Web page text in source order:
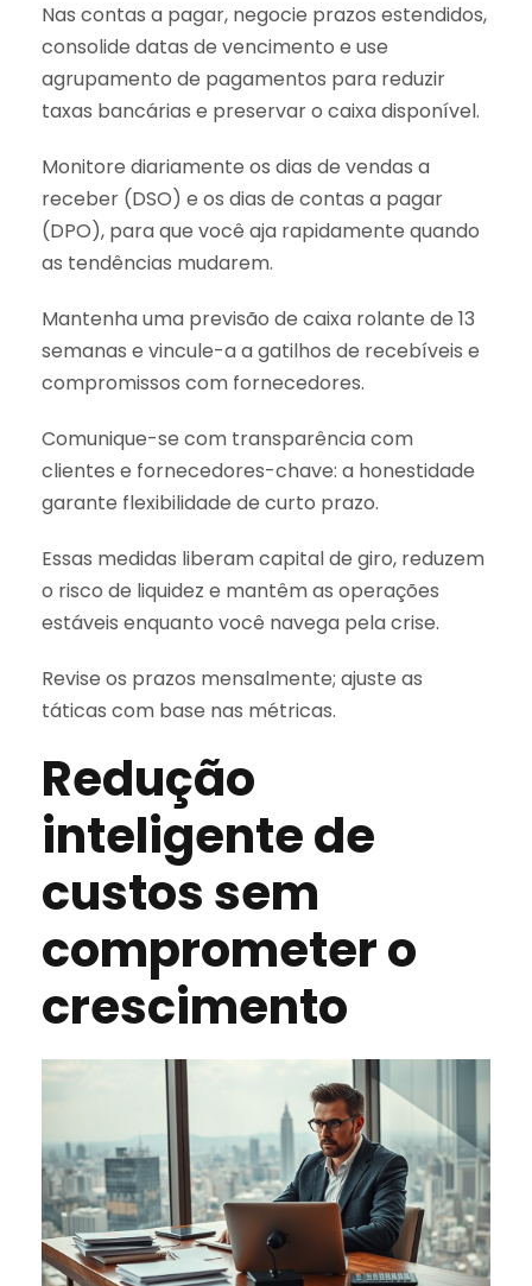
Nas contas a pagar, negocie prazos estendidos,
consolide datas de vencimento e use
agrupamento de pagamentos para reduzir
taxas bancárias e preservar o caixa disponível.
Monitore diariamente os dias de vendas a
receber (DSO) e os dias de contas a pagar
(DPO), para que você aja rapidamente quando
as tendências mudarem.
Mantenha uma previsão de caixa rolante de 13
semanas e vincule-a a gatilhos de recebíveis e
compromissos com fornecedores.
Comunique-se com transparência com
clientes e fornecedores-chave: a honestidade
garante flexibilidade de curto prazo.
Essas medidas liberam capital de giro, reduzem
o risco de liquidez e mantêm as operações
estáveis enquanto você navega pela crise.
Revise os prazos mensalmente; ajuste as
táticas com base nas métricas.
Redução
inteligente de
custos sem
comprometer o
crescimento